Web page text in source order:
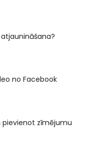
no Facebook
pievienot zīmējumu